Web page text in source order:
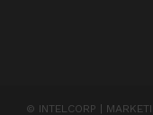
© INTELCORP |